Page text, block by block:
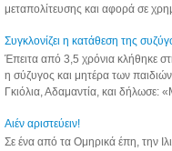
μεταπολίτευσης και αφορά σε
Συγκλονίζει η κατάθεση της
Έπειτα από 3,5 χρόνια κλήθηκε
η σύζυγος και μητέρα των
Γκιόλια, Αδαμαντία, και δήλωσε:
Aιέν αριστεύειν!
Σε ένα από τα Ομηρικά έπη, την